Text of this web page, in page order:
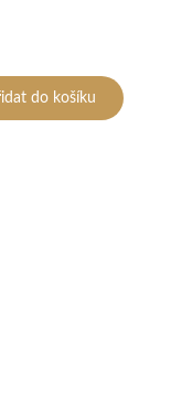
do košíku